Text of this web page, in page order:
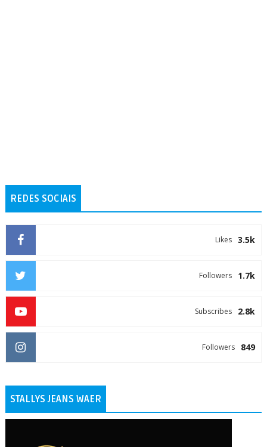
REDES SOCIAIS
3.5k
Likes
1.7k
Followers
2.8k
Subscribes
849
Followers
STALLYS JEANS WAER